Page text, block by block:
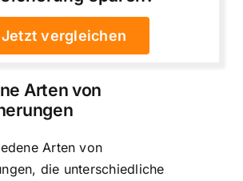
Jetzt vergleichen
Arten von
Arten von
die unterschiedliche